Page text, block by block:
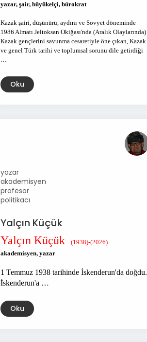
yazar, şair, büyükelçi, bürokrat
Kazak şairi, düşünürü, aydını ve Sovyet döneminde
1986 Almatı Jeltoksan Okiğası'nda (Aralık Olaylarında)
Kazak gençlerini savunma cesaretiyle öne çıkan, Kazak
ve genel Türk tarihi ve toplumsal sorunu dile getirdiği
…
Oku
yazar
akademisyen
profesör
politikacı
Yalçın Küçük
Yalçın Küçük
(1938)-(2026)
akademisyen, yazar
1 Temmuz 1938 tarihinde İskenderun'da doğdu.
İskenderun'a …
Oku